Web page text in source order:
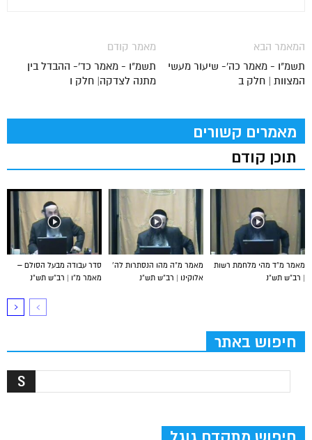
מאמר קודם
תשמ"ו - מאמר כד'- ההבדל בין
מתנה לצדקה| חלק ו
המאמר הבא
תשמ"ו - מאמר כה'- שיעור מעשי
המצוות | חלק ב
מאמרים קשורים
תוכן קודם
סדר עבודה מבעל הסולם –
מאמר מ”ו | רב”ש תש”נ
מאמר מ”ה מהו הנסתרות לה’
אלוקינו | רב”ש תש”נ
מאמר מ”ד מהי מלחמת רשות
| רב”ש תש”נ
חיפוש באתר